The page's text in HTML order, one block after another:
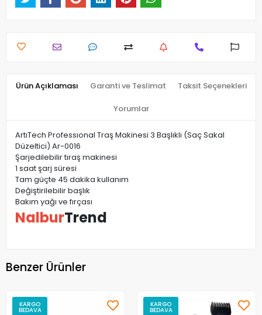
Ürün Açıklaması Garanti ve Teslimat Taksit Seçenekleri
Yorumlar
ArtıTech Professıonal Traş Makinesi 3 Başlıklı (Saç Sakal
Düzeltici) Ar-0016
Şarjedilebilir tıraş makinesi
1 saat şarj süresi
Tam güçte 45 dakika kullanım
Değiştirilebilir başlık
Bakım yağı ve fırçası
NalburTrend
Benzer Ürünler
KARGO
BEDAVA
KARGO
BEDAVA